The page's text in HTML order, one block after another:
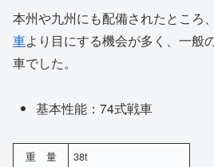
本州や九州にも配備されたところ
車より目にする機会が多く、一般
車でした。
基本性能：74式戦車
重 量
38t